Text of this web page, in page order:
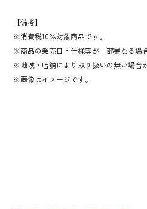
【備考】
消費税10％対象商品です。
商品の発売日・仕様等が一部異なる場
地域・店舗により取り扱いの無い場合
画像はイメージです。